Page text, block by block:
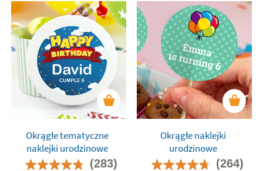
Okrągłe tematyczne
naklejki urodzinowe
(283)
Okrągłe naklejki
urodzinowe
(264)